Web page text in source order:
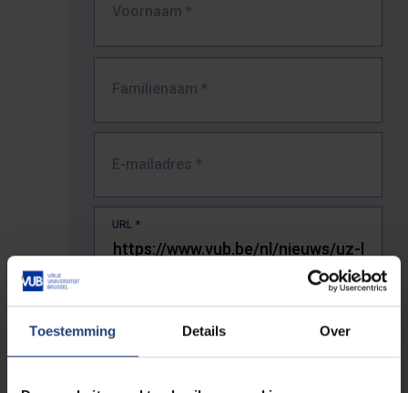
Toestemming Details Over
Voornaam *
Familienaam *
E-mailadres *
URL *
De volledige URL van de pagina waar je de fout zag.